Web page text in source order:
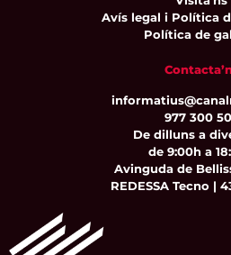
Avís legal i Política
Política de
977 300
De dilluns a
de 9:00h a
Avinguda de
REDESSA Tecno |